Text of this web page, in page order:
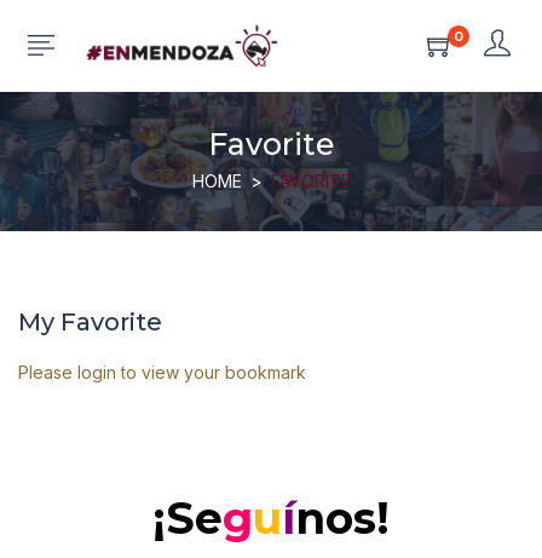
0
Favorite
HOME FAVORITE
My Favorite
Please login to view your bookmark
¡Seguínos!